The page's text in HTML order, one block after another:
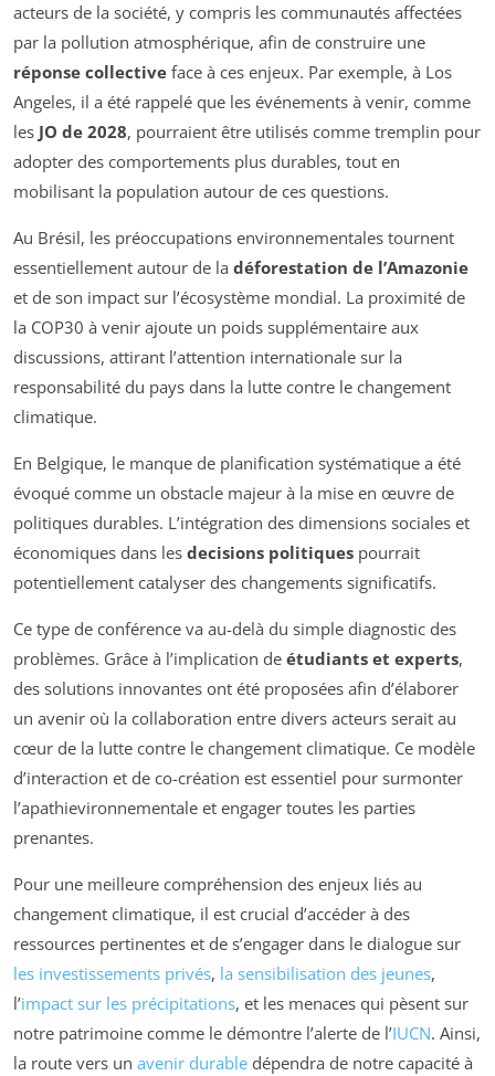
acteurs de la société, y compris les communautés affectées
par la pollution atmosphérique, afin de construire une
réponse collective face à ces enjeux. Par exemple, à Los
Angeles, il a été rappelé que les événements à venir, comme
les JO de 2028, pourraient être utilisés comme tremplin pour
adopter des comportements plus durables, tout en
mobilisant la population autour de ces questions.
Au Brésil, les préoccupations environnementales tournent
essentiellement autour de la déforestation de l’Amazonie
et de son impact sur l’écosystème mondial. La proximité de
la COP30 à venir ajoute un poids supplémentaire aux
discussions, attirant l’attention internationale sur la
responsabilité du pays dans la lutte contre le changement
climatique.
En Belgique, le manque de planification systématique a été
évoqué comme un obstacle majeur à la mise en œuvre de
politiques durables. L’intégration des dimensions sociales et
économiques dans les decisions politiques pourrait
potentiellement catalyser des changements significatifs.
Ce type de conférence va au-delà du simple diagnostic des
problèmes. Grâce à l’implication de étudiants et experts,
des solutions innovantes ont été proposées afin d’élaborer
un avenir où la collaboration entre divers acteurs serait au
cœur de la lutte contre le changement climatique. Ce modèle
d’interaction et de co-création est essentiel pour surmonter
l’apathievironnementale et engager toutes les parties
prenantes.
Pour une meilleure compréhension des enjeux liés au
changement climatique, il est crucial d’accéder à des
ressources pertinentes et de s’engager dans le dialogue sur
les investissements privés, la sensibilisation des jeunes,
l’impact sur les précipitations, et les menaces qui pèsent sur
notre patrimoine comme le démontre l’alerte de l’IUCN. Ainsi,
la route vers un avenir durable dépendra de notre capacité à